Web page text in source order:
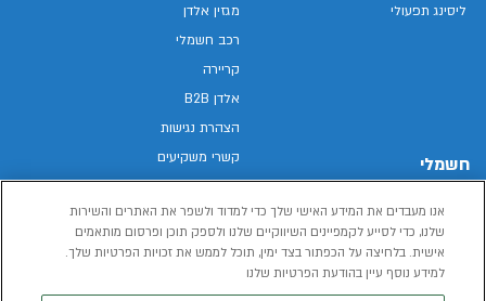
ליסינג תפעולי
חשמלי
רכב חשמלי
הכל על רכב חשמלי
מגזין אלדן
רכב חשמלי
קריירה
אלדן B2B
הצהרת נגישות
קשרי משקיעים
מפת האתר
מדיניות פרטיות
תנאי שימוש
אנו מעבדים את המידע האישי שלך כדי למדוד ולשפר את האתרים והשירות
שלנו, כדי לסייע לקמפיינים השיווקיים שלנו ולספק תוכן ופרסום מותאמים
אישית. בלחיצה על הכפתור בצד ימין, תוכל לממש את זכויות הפרטיות שלך.
למידע נוסף עיין בהודעת הפרטיות שלנו